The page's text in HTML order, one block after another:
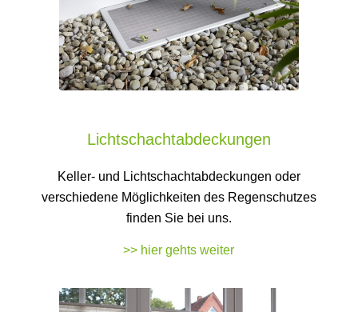
Lichtschachtabdeckungen
Keller- und Lichtschachtabdeckungen oder
verschiedene Möglichkeiten des Regenschutzes
finden Sie bei uns.
>> hier gehts weiter